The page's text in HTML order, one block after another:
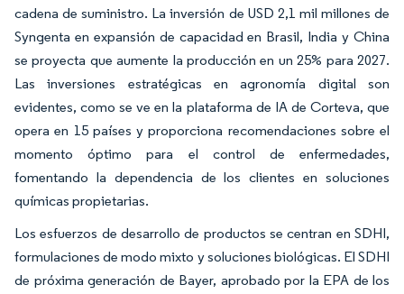
cadena de suministro. La inversión de USD 2,1 mil millones de
Syngenta en expansión de capacidad en Brasil, India y China
se proyecta que aumente la producción en un 25% para 2027.
Las inversiones estratégicas en agronomía digital son
evidentes, como se ve en la plataforma de IA de Corteva, que
opera en 15 países y proporciona recomendaciones sobre el
momento óptimo para el control de enfermedades,
fomentando la dependencia de los clientes en soluciones
químicas propietarias.
Los esfuerzos de desarrollo de productos se centran en SDHI,
formulaciones de modo mixto y soluciones biológicas. El SDHI
de próxima generación de Bayer, aprobado por la EPA de los